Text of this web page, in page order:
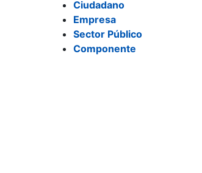
Ciudadano
Empresa
Sector Público
Componente